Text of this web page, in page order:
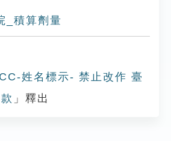
_積算劑量
姓名標示- 禁止改作 臺
」釋出